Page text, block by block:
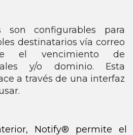
son configurables para
destinatarios vía correo
el vencimiento de
y/o dominio. Esta
a través de una interfaz
Notify® permite el